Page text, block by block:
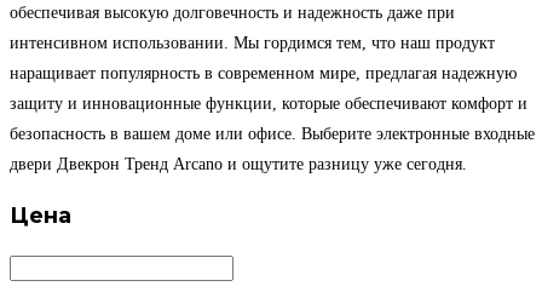
обеспечивая высокую долговечность и надежность даже при
интенсивном использовании. Мы гордимся тем, что наш продукт
наращивает популярность в современном мире, предлагая надежную
защиту и инновационные функции, которые обеспечивают комфорт и
безопасность в вашем доме или офисе. Выберите электронные входные
двери Двекрон Тренд Arcano и ощутите разницу уже сегодня.
Цена